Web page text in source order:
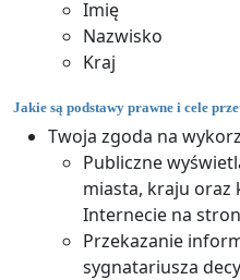
Imię
Nazwisko
Kraj
Jakie są podstawy prawne i cele
Twoja zgoda na
Publiczne
miasta, kraju oraz
Internecie na
Przekazanie
sygnatariusza